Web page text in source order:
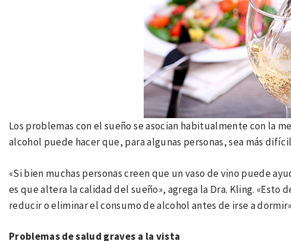
Los problemas con el sueño se asocian habitualmente con la
alcohol puede hacer que, para algunas personas, sea más
«Si bien muchas personas creen que un vaso de vino puede
es que altera la calidad del sueño», agrega la Dra. Kling. «Esto
reducir o eliminar el consumo de alcohol antes de irse a
Problemas de salud graves a la vista